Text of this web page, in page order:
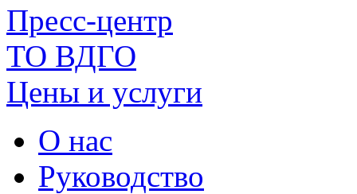
Пресс-центр
TO ВДГО
Цены и услуги
О нас
Руководство